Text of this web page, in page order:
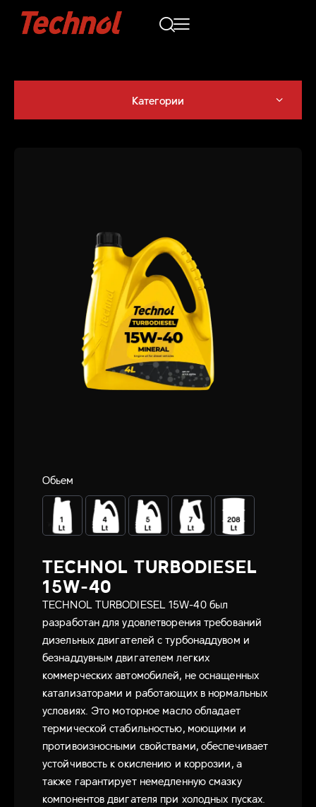
TECHNOL TURBODIESEL
15W-40
TECHNOL TURBODIESEL 15W-40 был
разработан для удовлетворения требований
дизельных двигателей с турбонаддувом и
безнаддувным двигателем легких
коммерческих автомобилей, не оснащенных
катализаторами и работающих в нормальных
условиях. Это моторное масло обладает
термической стабильностью, моющими и
противоизносными свойствами, обеспечивает
устойчивость к окислению и коррозии, а
также гарантирует немедленную смазку
компонентов двигателя при холодных пусках.
Обьем
Категории